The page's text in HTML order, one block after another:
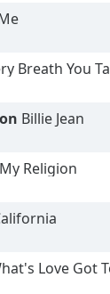
Breath You
Billie Jean
Religion
Love Got